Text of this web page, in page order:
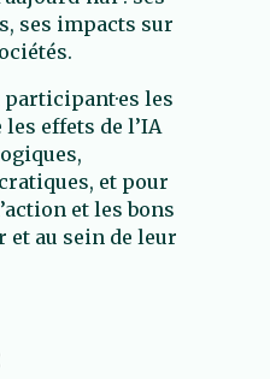
ses impacts sur
les
effets de l’IA
et pour
et les bons
au sein de leur